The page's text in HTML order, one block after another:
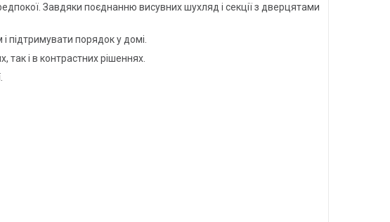
Завдяки поєднанню висувних шухляд і секції з дверцятами
підтримувати порядок у домі.
так і в контрастних рішеннях.